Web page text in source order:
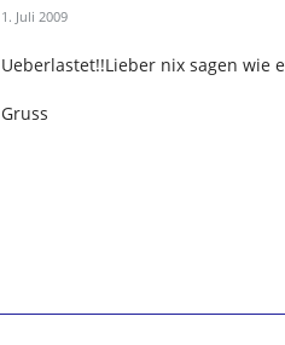
1. Juli 2009
Ueberlastet!!Lieber nix sagen wie
Gruss